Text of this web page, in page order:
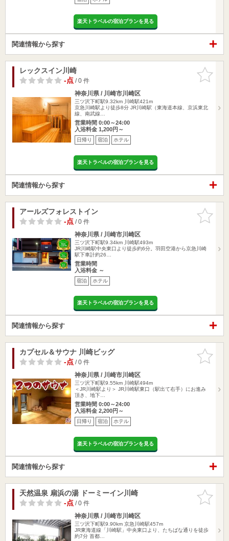
楽天トラベルの宿泊プランを見る
関連情報から探す
お気に入
りに追加
レックスイン川崎
-点/ 0 件
神奈川県 / 川崎市川崎区
三ツ沢下町駅9.32km
川崎駅421m
京急川崎駅より徒歩8分 JR川崎駅（東海道本線、京浜東北
線、南武線…
営業時間 0:00～24:00
入浴料金 1,200円～
日帰り 宿泊 ホテル
楽天トラベルの宿泊プランを見る
関連情報から探す
お気に入
りに追加
アールズフォレストイン
-点/ 0 件
神奈川県 / 川崎市川崎区
三ツ沢下町駅9.34km
川崎駅493m
JR川崎駅中央東口より徒歩約6分。羽田空港から京急川崎
駅下車計約26…
営業時間
入浴料金 ～
宿泊 ホテル
楽天トラベルの宿泊プランを見る
関連情報から探す
お気に入
りに追加
カプセル＆サウナ 川崎ビッグ
-点/ 0 件
神奈川県 / 川崎市川崎区
三ツ沢下町駅9.55km
川崎駅494m
＜JR川崎駅より＞ JR川崎駅東口（駅出て右手）にお進み
頂き、地下…
営業時間 0:00～24:00
入浴料金 2,200円～
日帰り 宿泊 ホテル
楽天トラベルの宿泊プランを見る
関連情報から探す
お気に入
りに追加
天然温泉 扇浜の湯 ドーミーイン川崎
-点/ 0 件
神奈川県 / 川崎市川崎区
三ツ沢下町駅9.90km 京急川崎駅457m
JR東海道線「川崎駅」中央東口より、たちばな通りを徒歩
約7分 首都…